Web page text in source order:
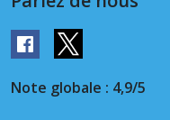
Note globale : 4,9/5